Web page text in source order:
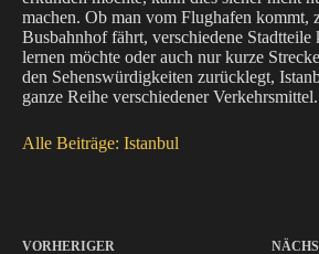
machen. Ob man vom Flughafen kommt,
Busbahnhof fährt, verschiedene Stadtteile
lernen möchte oder auch nur kurze
den Sehenswürdigkeiten zurücklegt,
ganze Reihe verschiedener Verkehrsmittel.
Alle Beiträge: Istanbul
VORHERIGER